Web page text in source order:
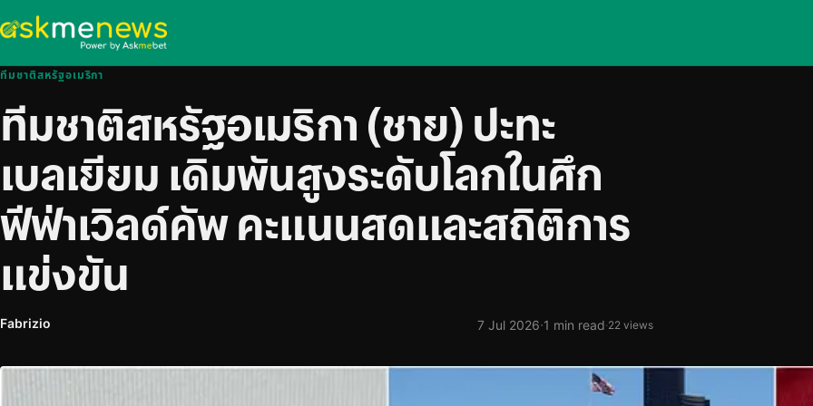
ทีมชาติสหรัฐอเมริกา
ทีมชาติสหรัฐอเมริกา (ชาย) ปะทะ
เบลเยียม เดิมพันสูงระดับโลกในศึก
ฟีฟ่าเวิลด์คัพ คะแนนสดและสถิติการ
แข่งขัน
Fabrizio 7 Jul 2026·1 min read·22 views